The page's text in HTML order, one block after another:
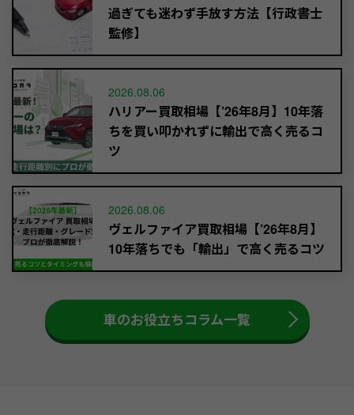
過ぎても迷わず手放す方法【行政書士
監修】
2026.08.06
ハリアー買取相場【’26年8月】10年落
ちを買い叩かれずに輸出で高く売るコ
ツ
2026.08.06
ヴェルファイア買取相場【’26年8月】
10年落ちでも「輸出」で高く売るコツ
車のお役立ちコラム一覧